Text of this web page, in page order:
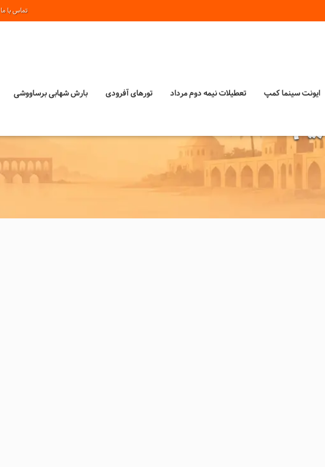
تماس با ما
ایونت‌ سینما کمپ تعطیلات نیمه دوم مرداد تورهای آفرودی بارش شهابی برساووشی